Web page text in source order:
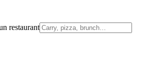
restaurant